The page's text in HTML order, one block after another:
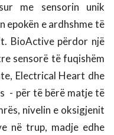
me sensorin unik
epokën e ardhshme të
BioActive përdor një
sensorë të fuqishëm
Electrical Heart dhe
- për të bërë matje të
nivelin e oksigjenit
në trup, madje edhe